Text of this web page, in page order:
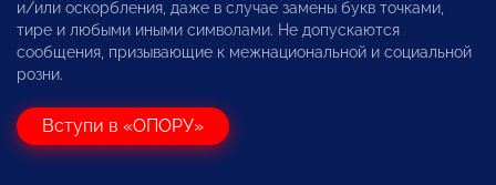
и/или оскорбления, даже в случае замены букв точками,
тире и любыми иными символами. Не допускаются
сообщения, призывающие к межнациональной и социальной
розни.
Вступи в «ОПОРУ»